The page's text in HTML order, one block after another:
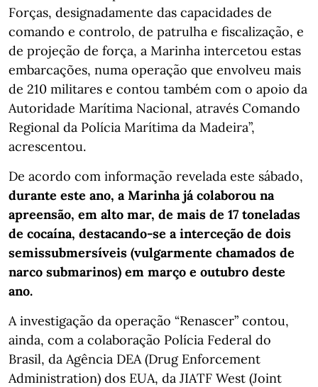
Forças, designadamente das capacidades de
comando e controlo, de patrulha e fiscalização, e
de projeção de força, a Marinha intercetou estas
embarcações, numa operação que envolveu mais
de 210 militares e contou também com o apoio da
Autoridade Marítima Nacional, através Comando
Regional da Polícia Marítima da Madeira”,
acrescentou.
De acordo com informação revelada este sábado,
durante este ano, a Marinha já colaborou na
apreensão, em alto mar, de mais de 17 toneladas
de cocaína, destacando-se a interceção de dois
semissubmersíveis (vulgarmente chamados de
narco submarinos) em março e outubro deste
ano.
A investigação da operação “Renascer” contou,
ainda, com a colaboração Polícia Federal do
Brasil, da Agência DEA (Drug Enforcement
Administration) dos EUA, da JIATF West (Joint